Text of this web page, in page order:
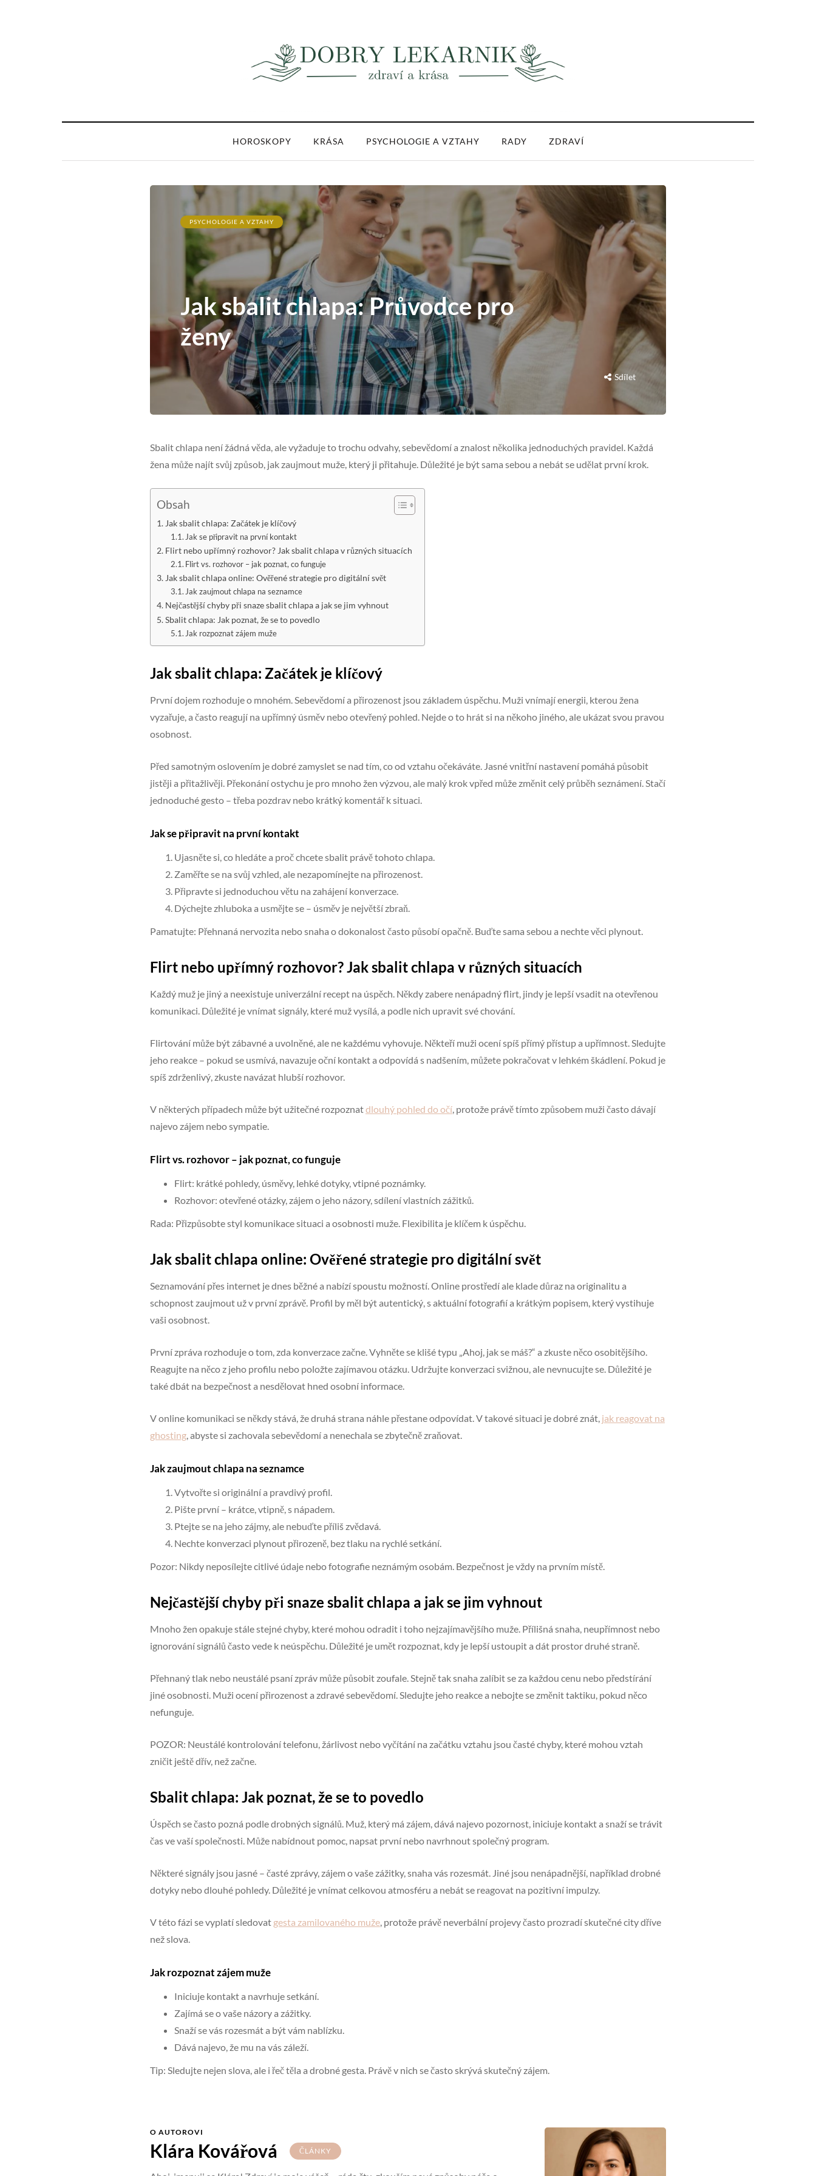
HOROSKOPY KRÁSA PSYCHOLOGIE A VZTAHY RADY ZDRAVÍ
PSYCHOLOGIE A VZTAHY
Jak sbalit chlapa: Průvodce pro
ženy
Sdílet
Sbalit chlapa není žádná věda, ale vyžaduje to trochu odvahy, sebevědomí a znalost několika jednoduchých pravidel. Každá
žena může najít svůj způsob, jak zaujmout muže, který ji přitahuje. Důležité je být sama sebou a nebát se udělat první krok.
Obsah
Jak sbalit chlapa: Začátek je klíčový
Jak se připravit na první kontakt
Flirt nebo upřímný rozhovor? Jak sbalit chlapa v různých situacích
Flirt vs. rozhovor – jak poznat, co funguje
Jak sbalit chlapa online: Ověřené strategie pro digitální svět
Jak zaujmout chlapa na seznamce
Nejčastější chyby při snaze sbalit chlapa a jak se jim vyhnout
Sbalit chlapa: Jak poznat, že se to povedlo
Jak rozpoznat zájem muže
Jak sbalit chlapa: Začátek je klíčový
První dojem rozhoduje o mnohém. Sebevědomí a přirozenost jsou základem úspěchu. Muži vnímají energii, kterou žena
vyzařuje, a často reagují na upřímný úsměv nebo otevřený pohled. Nejde o to hrát si na někoho jiného, ale ukázat svou pravou
osobnost.
Před samotným oslovením je dobré zamyslet se nad tím, co od vztahu očekáváte. Jasné vnitřní nastavení pomáhá působit
jistěji a přitažlivěji. Překonání ostychu je pro mnoho žen výzvou, ale malý krok vpřed může změnit celý průběh seznámení. Stačí
jednoduché gesto – třeba pozdrav nebo krátký komentář k situaci.
Jak se připravit na první kontakt
Ujasněte si, co hledáte a proč chcete sbalit právě tohoto chlapa.
Zaměřte se na svůj vzhled, ale nezapomínejte na přirozenost.
Připravte si jednoduchou větu na zahájení konverzace.
Dýchejte zhluboka a usmějte se – úsměv je největší zbraň.
Pamatujte: Přehnaná nervozita nebo snaha o dokonalost často působí opačně. Buďte sama sebou a nechte věci plynout.
Flirt nebo upřímný rozhovor? Jak sbalit chlapa v různých situacích
Každý muž je jiný a neexistuje univerzální recept na úspěch. Někdy zabere nenápadný flirt, jindy je lepší vsadit na otevřenou
komunikaci. Důležité je vnímat signály, které muž vysílá, a podle nich upravit své chování.
Flirtování může být zábavné a uvolněné, ale ne každému vyhovuje. Někteří muži ocení spíš přímý přístup a upřímnost. Sledujte
jeho reakce – pokud se usmívá, navazuje oční kontakt a odpovídá s nadšením, můžete pokračovat v lehkém škádlení. Pokud je
spíš zdrženlivý, zkuste navázat hlubší rozhovor.
V některých případech může být užitečné rozpoznatdlouhý pohled do očí, protože právě tímto způsobem muži často dávají
najevo zájem nebo sympatie.
Flirt vs. rozhovor – jak poznat, co funguje
Flirt: krátké pohledy, úsměvy, lehké dotyky, vtipné poznámky.
Rozhovor: otevřené otázky, zájem o jeho názory, sdílení vlastních zážitků.
Rada: Přizpůsobte styl komunikace situaci a osobnosti muže. Flexibilita je klíčem k úspěchu.
Jak sbalit chlapa online: Ověřené strategie pro digitální svět
Seznamování přes internet je dnes běžné a nabízí spoustu možností. Online prostředí ale klade důraz na originalitu a
schopnost zaujmout už v první zprávě. Profil by měl být autentický, s aktuální fotografií a krátkým popisem, který vystihuje
vaši osobnost.
První zpráva rozhoduje o tom, zda konverzace začne. Vyhněte se klišé typu „Ahoj, jak se máš?“ a zkuste něco osobitějšího.
Reagujte na něco z jeho profilu nebo položte zajímavou otázku. Udržujte konverzaci svižnou, ale nevnucujte se. Důležité je
také dbát na bezpečnost a nesdělovat hned osobní informace.
V online komunikaci se někdy stává, že druhá strana náhle přestane odpovídat. V takové situaci je dobré znát, jak reagovat na
ghosting, abyste si zachovala sebevědomí a nenechala se zbytečně zraňovat.
Jak zaujmout chlapa na seznamce
Vytvořte si originální a pravdivý profil.
Pište první – krátce, vtipně, s nápadem.
Ptejte se na jeho zájmy, ale nebuďte příliš zvědavá.
Nechte konverzaci plynout přirozeně, bez tlaku na rychlé setkání.
Pozor: Nikdy neposílejte citlivé údaje nebo fotografie neznámým osobám. Bezpečnost je vždy na prvním místě.
Nejčastější chyby při snaze sbalit chlapa a jak se jim vyhnout
Mnoho žen opakuje stále stejné chyby, které mohou odradit i toho nejzajímavějšího muže. Přílišná snaha, neupřímnost nebo
ignorování signálů často vede k neúspěchu. Důležité je umět rozpoznat, kdy je lepší ustoupit a dát prostor druhé straně.
Přehnaný tlak nebo neustálé psaní zpráv může působit zoufale. Stejně tak snaha zalíbit se za každou cenu nebo předstírání
jiné osobnosti. Muži ocení přirozenost a zdravé sebevědomí. Sledujte jeho reakce a nebojte se změnit taktiku, pokud něco
nefunguje.
POZOR: Neustálé kontrolování telefonu, žárlivost nebo vyčítání na začátku vztahu jsou časté chyby, které mohou vztah
zničit ještě dřív, než začne.
Sbalit chlapa: Jak poznat, že se to povedlo
Úspěch se často pozná podle drobných signálů. Muž, který má zájem, dává najevo pozornost, iniciuje kontakt a snaží se trávit
čas ve vaší společnosti. Může nabídnout pomoc, napsat první nebo navrhnout společný program.
Některé signály jsou jasné – časté zprávy, zájem o vaše zážitky, snaha vás rozesmát. Jiné jsou nenápadnější, například drobné
dotyky nebo dlouhé pohledy. Důležité je vnímat celkovou atmosféru a nebát se reagovat na pozitivní impulzy.
V této fázi se vyplatí sledovat gesta zamilovaného muže, protože právě neverbální projevy často prozradí skutečné city dříve
než slova.
Jak rozpoznat zájem muže
Iniciuje kontakt a navrhuje setkání.
Zajímá se o vaše názory a zážitky.
Snaží se vás rozesmát a být vám nablízku.
Dává najevo, že mu na vás záleží.
Tip: Sledujte nejen slova, ale i řeč těla a drobné gesta. Právě v nich se často skrývá skutečný zájem.
O AUTOROVI
Klára Kovářová ČLÁNKY